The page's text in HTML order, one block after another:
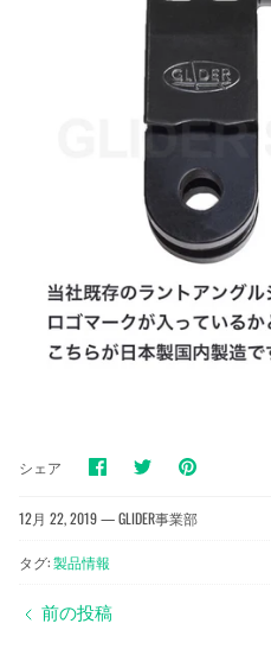
シェア Facebook
で
ェ
Twitter
ェ
pinterest
ェ
12月 22, 2019 —GLIDER事業部
タグ:製品情報
前の投稿